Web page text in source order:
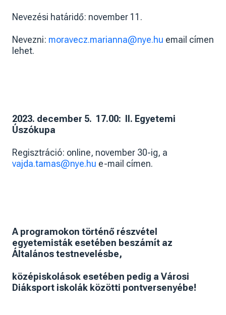
Nevezési határidő: november 11.
Nevezni: moravecz.marianna@nye.hu email címen
lehet.
2023. december 5. 17.00: II. Egyetemi
Úszókupa
Regisztráció: online, november 30-ig, a
vajda.tamas@nye.hu e-mail címen.
A programokon történő részvétel
egyetemisták esetében beszámít az
Általános testnevelésbe,
középiskolások esetében pedig a Városi
Diáksport iskolák közötti pontversenyébe!